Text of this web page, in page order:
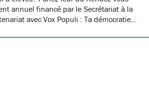
annuel financé par le Secrétariat à la
avec Vox Populi : Ta démocratie…